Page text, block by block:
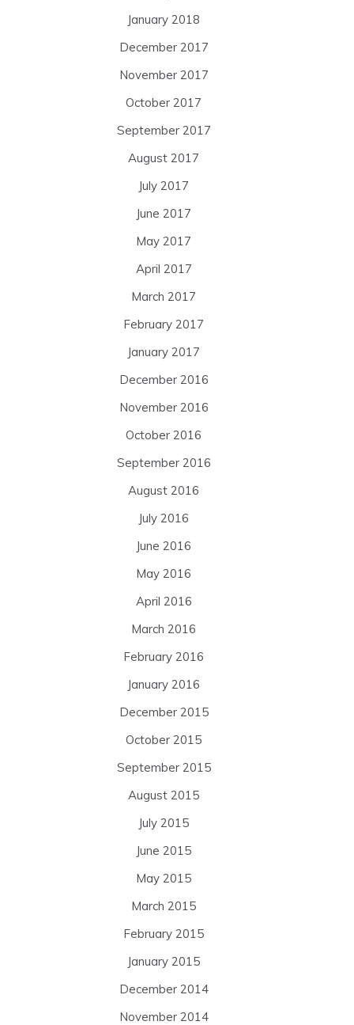
January 2018
December 2017
November 2017
October 2017
September 2017
August 2017
July 2017
June 2017
May 2017
April 2017
March 2017
February 2017
January 2017
December 2016
November 2016
October 2016
September 2016
August 2016
July 2016
June 2016
May 2016
April 2016
March 2016
February 2016
January 2016
December 2015
October 2015
September 2015
August 2015
July 2015
June 2015
May 2015
March 2015
February 2015
January 2015
December 2014
November 2014